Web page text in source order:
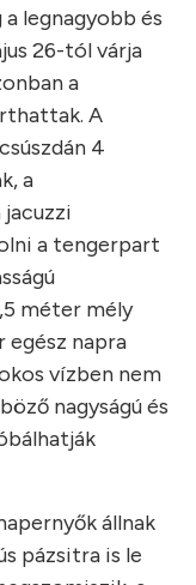
legnagyobb és
26-tól várja
a
A
4
a
a tengerpart
méter mély
egész napra
vízben nem
nagyságú és
állnak
pázsitra is le